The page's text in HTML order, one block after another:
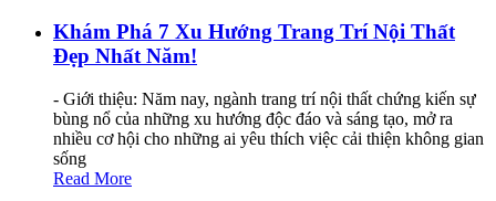
Khám Phá 7 Xu Hướng Trang Trí Nội Thất
Đẹp Nhất Năm!
- Giới thiệu: Năm nay, ngành trang trí nội thất chứng kiến sự
bùng nổ của những xu hướng độc đáo và sáng tạo, mở ra
nhiều cơ hội cho những ai yêu thích việc cải thiện không gian
sống
Read More